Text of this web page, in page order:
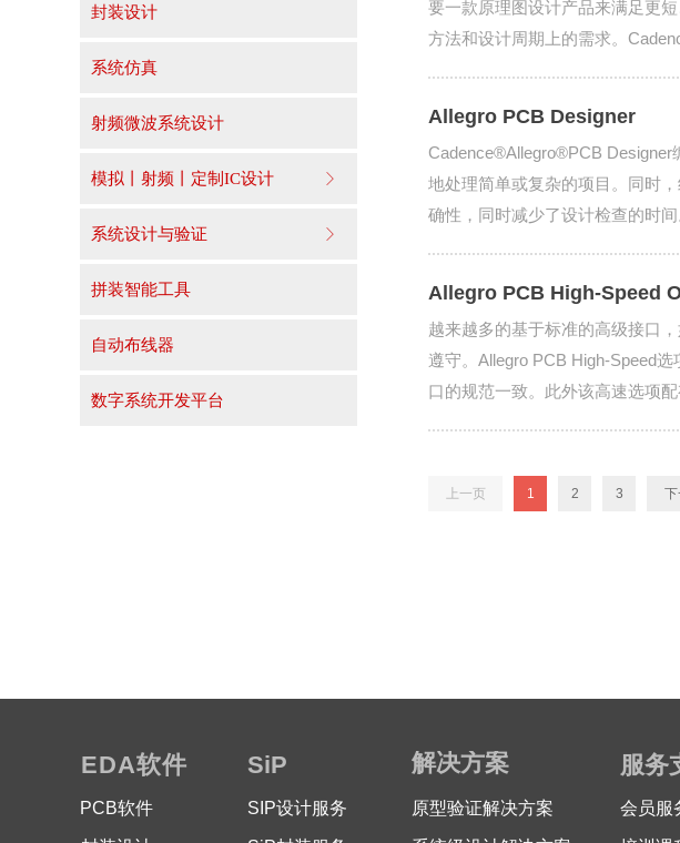
要一款原理图设计产品来满足更
方法和设计周期上的需求。
Allegro PCB Designer
Cadence®Allegro®PCB Designer
地处理简单或复杂的项目。同时
确性，同时减少了设计检查的时间
Allegro PCB High-Speed
越来越多的基于标准的高级接口
遵守。Allegro PCB High-Speed
口的规范一致。此外该高速选项
上一页 1 2 3 下
封装设计
系统仿真
射频微波系统设计
模拟丨射频丨定制IC设计 ꁕ
系统设计与验证 ꁕ
拼装智能工具
自动布线器
数字系统开发平台
EDA软件 SiP 服务
PCB软件 SIP设计服务 会员服
解决方案
原型验证解决方案